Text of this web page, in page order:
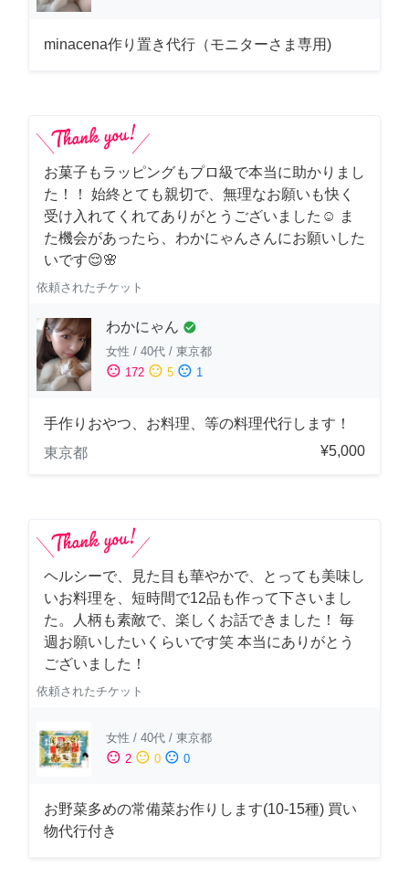
minacena作り置き代行（モニターさま専用)
お菓子もラッピングもプロ級で本当に助かりまし
た！！ 始終とても親切で、無理なお願いも快く
受け入れてくれてありがとうございました☺️ ま
た機会があったら、わかにゃんさんにお願いした
いです😌🌸
依頼されたチケット
わかにゃん check_circle
女性 / 40代 / 東京都
sentiment_satisfied 172 sentiment_neutral 5 sentiment_dissatisfied 1
手作りおやつ、お料理、等の料理代行します！
東京都
¥5,000
ヘルシーで、見た目も華やかで、とっても美味し
いお料理を、短時間で12品も作って下さいまし
た。人柄も素敵で、楽しくお話できました！ 毎
週お願いしたいくらいです笑 本当にありがとう
ございました！
依頼されたチケット
女性 / 40代 / 東京都
sentiment_satisfied 2 sentiment_neutral 0 sentiment_dissatisfied 0
お野菜多めの常備菜お作りします(10-15種) 買い
物代行付き